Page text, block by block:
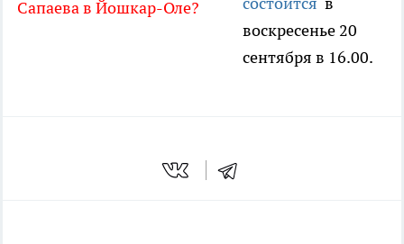
Сапаева в Йошкар-Оле?
воскресенье 20
сентября в 16.00.